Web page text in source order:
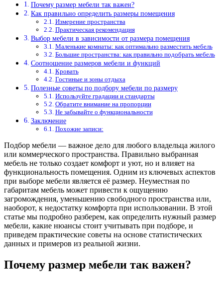
Почему размер мебели так важен?
Как правильно определить размеры помещения
Измерение пространства
Практическая рекомендация
Выбор мебели в зависимости от размера помещения
Маленькие комнаты: как оптимально разместить мебель
Большие пространства: как правильно подобрать мебель
Соотношение размеров мебели и функций
Кровать
Гостиные и зоны отдыха
Полезные советы по подбору мебели по размеру
Используйте градации и стандарты
Обратите внимание на пропорции
Не забывайте о функциональности
Заключение
Похожие записи:
Подбор мебели — важное дело для любого владельца жилого
или коммерческого пространства. Правильно выбранная
мебель не только создает комфорт и уют, но и влияет на
функциональность помещения. Одним из ключевых аспектов
при выборе мебели является её размер. Неуместная по
габаритам мебель может привести к ощущению
загромождения, уменьшению свободного пространства или,
наоборот, к недостатку комфорта при использовании. В этой
статье мы подробно разберем, как определить нужный размер
мебели, какие нюансы стоит учитывать при подборе, и
приведем практические советы на основе статистических
данных и примеров из реальной жизни.
Почему размер мебели так важен?